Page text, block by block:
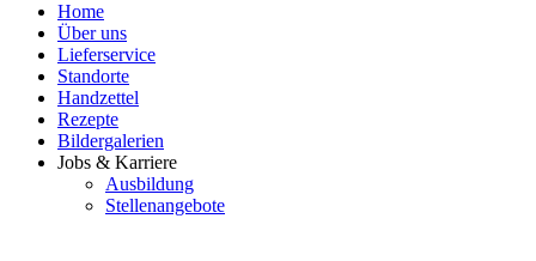
Home
Über uns
Lieferservice
Standorte
Handzettel
Rezepte
Bildergalerien
Jobs & Karriere
Ausbildung
Stellenangebote